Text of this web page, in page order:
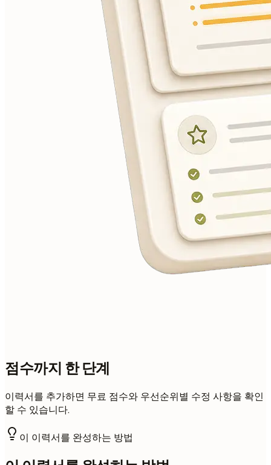
점수까지 한 단계
이력서를 추가하면 무료 점수와 우선순위별 수정 사항을 확인
할 수 있습니다.
이 이력서를 완성하는 방법